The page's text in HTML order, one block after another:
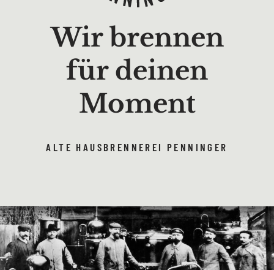
Wir brennen
für deinen
Moment
ALTE HAUSBRENNEREI PENNINGER